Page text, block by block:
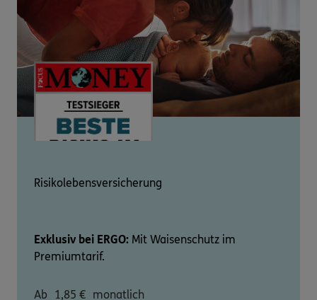
Risikolebensversicherung
Exklusiv bei ERGO: Mit Waisenschutz im
Premiumtarif.
Ab 1,85 € monatlich